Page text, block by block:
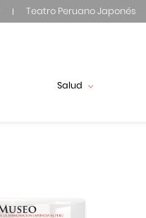
Teatro Peruano Japonés
Salud